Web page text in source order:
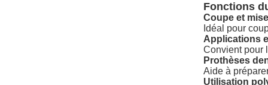
Fonctions
Coupe et
Idéal pour
Applications
Convient pour
Prothèses
Aide à
Utilisation